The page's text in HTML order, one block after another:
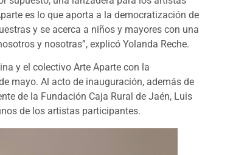
es lo que aporta a la democratización de
y se acerca a niños y mayores con una
y nosotras”, explicó Yolanda Reche.
y el colectivo Arte Aparte con la
mayo. Al acto de inauguración, además de
de la Fundación Caja Rural de Jaén, Luis
de los artistas participantes.